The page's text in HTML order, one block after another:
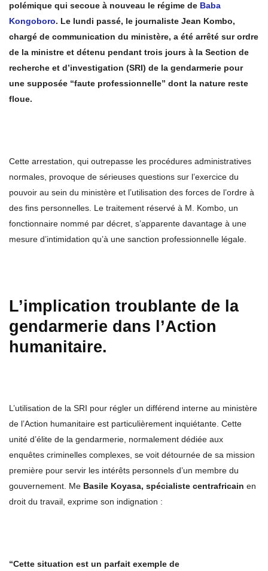
polémique qui secoue à nouveau le régime de Baba
Kongoboro. Le lundi passé, le journaliste Jean Kombo,
chargé de communication du ministère, a été arrêté sur ordre
de la ministre et détenu pendant trois jours à la Section de
recherche et d’investigation (SRI) de la gendarmerie pour
une supposée “faute professionnelle” dont la nature reste
floue.
Cette arrestation, qui outrepasse les procédures administratives
normales, provoque de sérieuses questions sur l’exercice du
pouvoir au sein du ministère et l’utilisation des forces de l’ordre à
des fins personnelles. Le traitement réservé à M. Kombo, un
fonctionnaire nommé par décret, s’apparente davantage à une
mesure d’intimidation qu’à une sanction professionnelle légale.
L’implication troublante de la
gendarmerie dans l’Action
humanitaire.
L’utilisation de la SRI pour régler un différend interne au ministère
de l’Action humanitaire est particulièrement inquiétante. Cette
unité d’élite de la gendarmerie, normalement dédiée aux
enquêtes criminelles complexes, se voit détournée de sa mission
première pour servir les intérêts personnels d’un membre du
gouvernement. Me Basile Koyasa, spécialiste centrafricain en
droit du travail, exprime son indignation :
“Cette situation est un parfait exemple de